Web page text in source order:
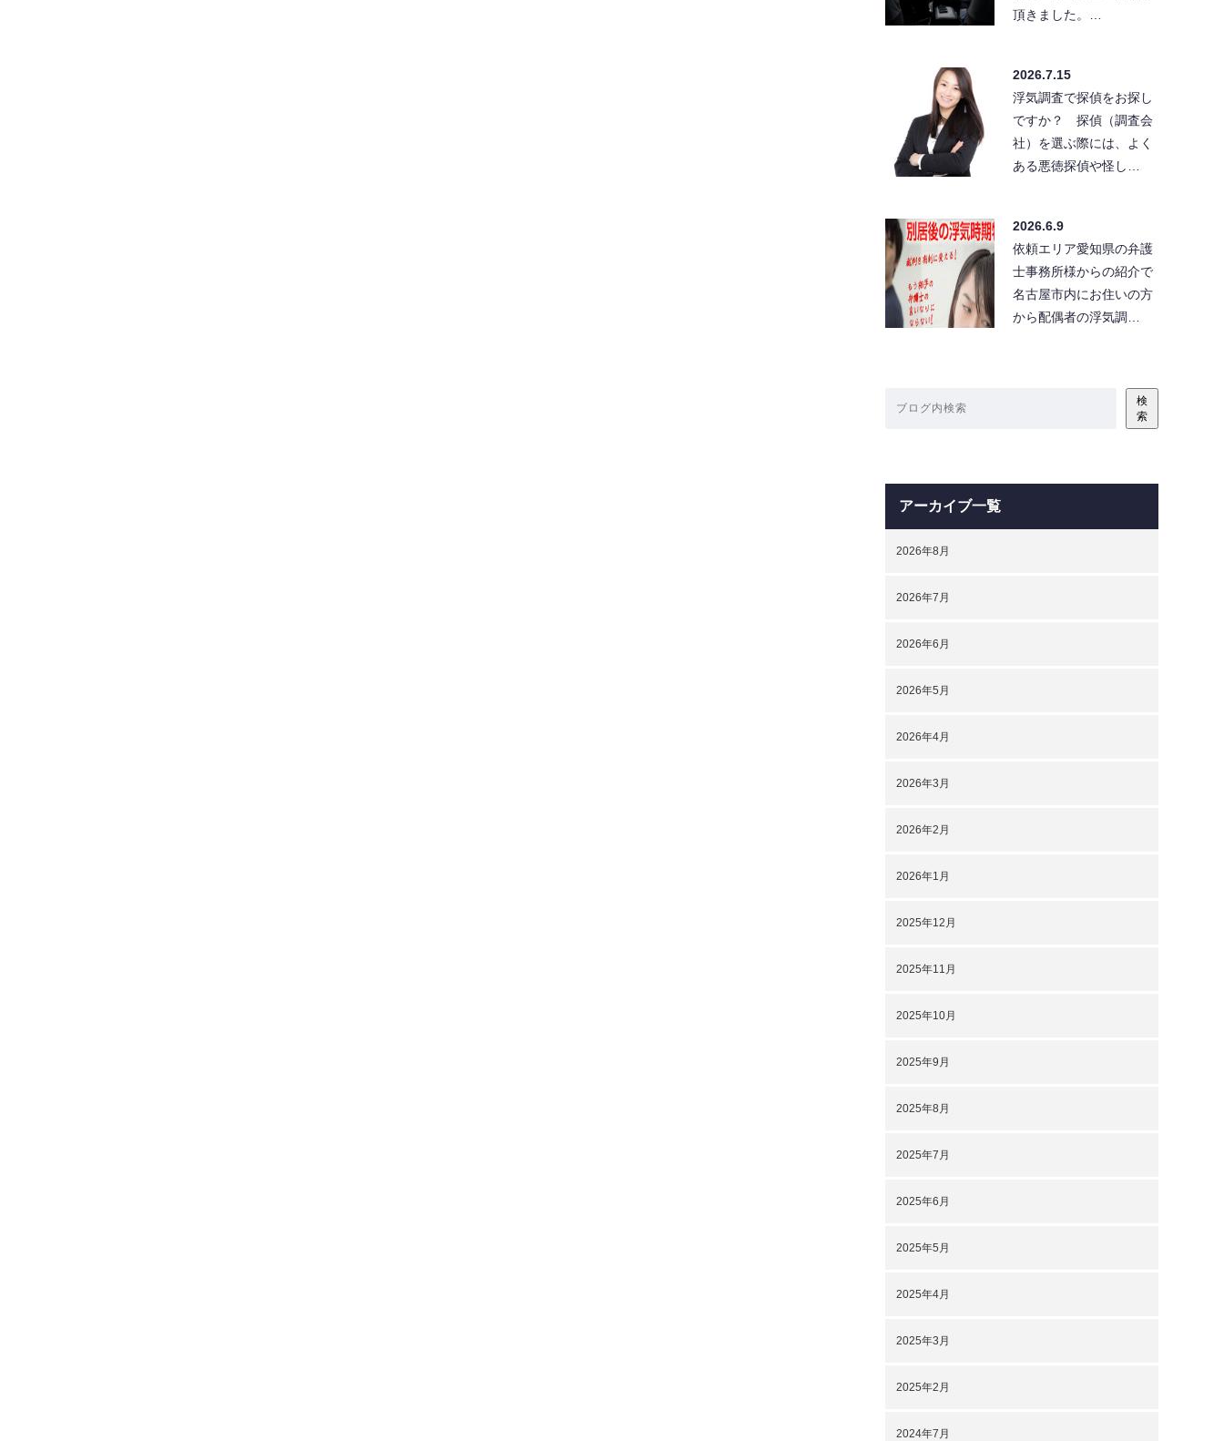
頂きました。…
2026.7.15
浮気調査で探偵をお探し
ですか？ 探偵（調査会
社）を選ぶ際には、よく
ある悪徳探偵や怪し…
2026.6.9
依頼エリア愛知県の弁護
士事務所様からの紹介で
名古屋市内にお住いの方
から配偶者の浮気調…
検
索
アーカイブ一覧
2026年8月
2026年7月
2026年6月
2026年5月
2026年4月
2026年3月
2026年2月
2026年1月
2025年12月
2025年11月
2025年10月
2025年9月
2025年8月
2025年7月
2025年6月
2025年5月
2025年4月
2025年3月
2025年2月
2024年7月